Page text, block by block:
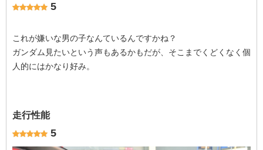
5
これが嫌いな男の子なんているんですかね？
ガンダム見たいという声もあるかもだが、そこまでくどくなく個
人的にはかなり好み。
走行性能
5